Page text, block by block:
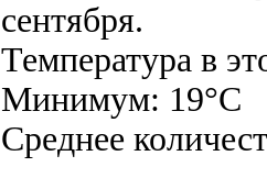
сентября.
Температура в
Минимум: 19°C
Среднее